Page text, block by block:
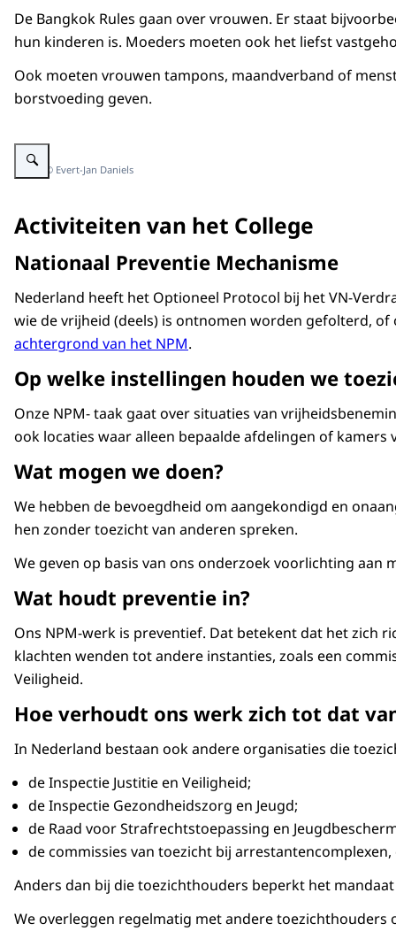
De Bangkok Rules gaan over vrouwen. Er staat
hun kinderen is. Moeders moeten ook het liefst
Ook moeten vrouwen tampons, maandverband of
borstvoeding geven.
Vergroot afbeelding Iemand die opgesloten zit, staat in een luchtplaats
Beeld: © Evert-Jan Daniels
Activiteiten van het College
Nationaal Preventie Mechanisme
Nederland heeft het Optioneel Protocol bij het VN-
wie de vrijheid (deels) is ontnomen worden gefolterd,
achtergrond van het NPM.
Op welke instellingen houden we
Onze NPM- taak gaat over situaties van
ook locaties waar alleen bepaalde afdelingen of kamers
Wat mogen we doen?
We hebben de bevoegdheid om aangekondigd en
hen zonder toezicht van anderen spreken.
We geven op basis van ons onderzoek voorlichting
Wat houdt preventie in?
Ons NPM-werk is preventief. Dat betekent dat het zich
klachten wenden tot andere instanties, zoals een
Veiligheid.
Hoe verhoudt ons werk zich tot dat
In Nederland bestaan ook andere organisaties die
de Inspectie Justitie en Veiligheid;
de Inspectie Gezondheidszorg en Jeugd;
de Raad voor Strafrechtstoepassing en
de commissies van toezicht bij
Anders dan bij die toezichthouders beperkt het
We overleggen regelmatig met andere